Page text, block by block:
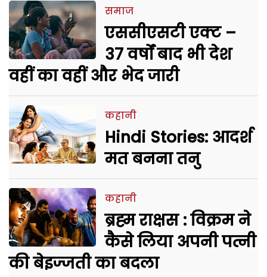
समाज
एससीएसटी एक्ट –
37 वर्षों बाद भी देश
वहीं का वहीं और भेद जारी
कहानी
Hindi Stories: आदर्श
मत बनना तनु
कहानी
ब्रह्म राक्षस : विक्रम ने
कैसे लिया अपनी पत्नी
की बेइज्जती का बदला